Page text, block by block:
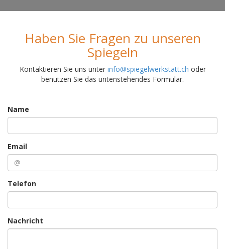
Haben Sie Fragen zu unseren
Spiegeln
Kontaktieren Sie uns unter info@spiegelwerkstatt.ch oder
benutzen Sie das untenstehendes Formular.
Name
Email
Telefon
Nachricht